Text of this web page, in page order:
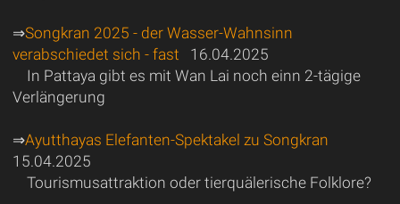
⇒Songkran 2025 - der Wasser-Wahnsinn
verabschiedet sich - fast 16.04.2025
In Pattaya gibt es mit Wan Lai noch einn 2-tägige
Verlängerung
⇒Ayutthayas Elefanten-Spektakel zu Songkran
15.04.2025
Tourismusattraktion oder tierquälerische Folklore?